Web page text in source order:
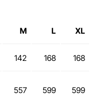
M L XL
142 168 168
557 599 599